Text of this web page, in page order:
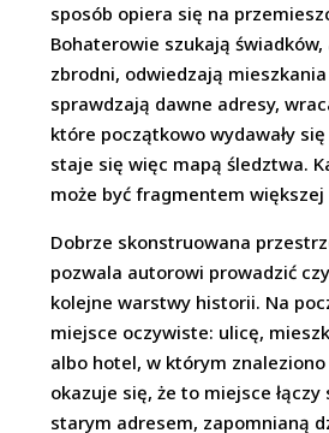
sposób opiera się na
Bohaterowie szukają
zbrodni, odwiedzają
sprawdzają dawne adresy,
które początkowo wydawały
staje się więc mapą śledztwa.
może być fragmentem większej
Dobrze skonstruowana
pozwala autorowi prowadzić
kolejne warstwy historii. Na
miejsce oczywiste: ulicę,
albo hotel, w którym znaleziono
okazuje się, że to miejsce łączy
starym adresem, zapomnianą